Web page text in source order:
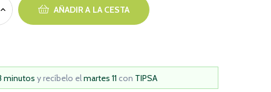
AÑADIR A LA CESTA
minutos y recíbelo elmartes 11 con TIPSA